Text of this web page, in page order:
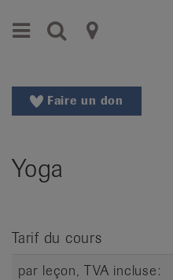
vers
au
Aller
Changer
langue:
Faire un don
Yoga
Tarif du cours
par leçon, TVA incluse:
Menu Recherche
Ligues
contre
le
nationales
de